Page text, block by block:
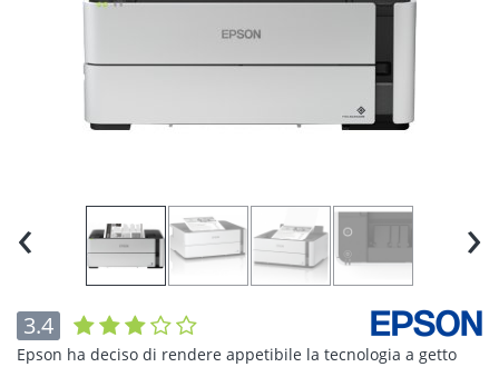
‹ ›
3.4
Epson ha deciso di rendere appetibile la tecnologia a getto